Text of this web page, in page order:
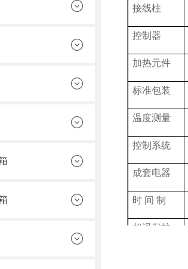
接线柱
控制器
加热元件
标准包装
温度测量
控制系统
成套电器
时 间 制
超温保护